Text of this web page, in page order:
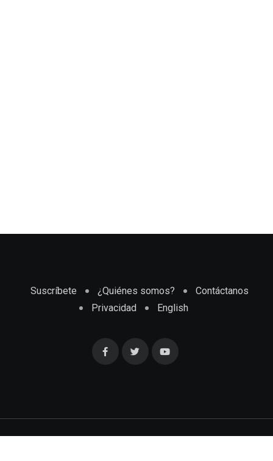
Suscríbete ¿Quiénes somos?
Contáctanos
Privacidad
English